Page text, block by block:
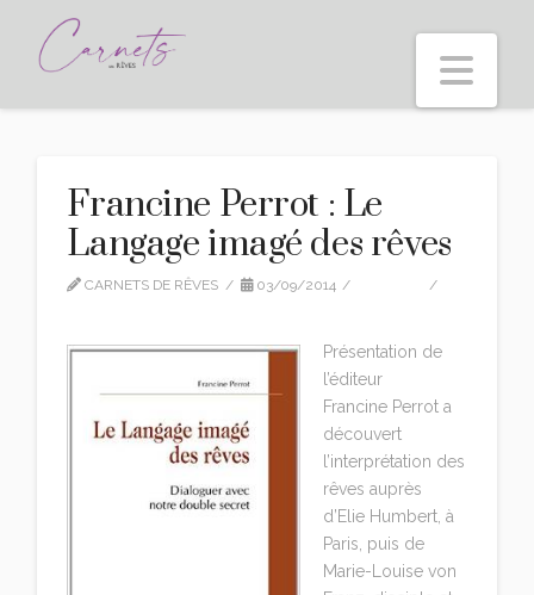
Francine Perrot : Le
Langage imagé des rêves
CARNETS DE RÊVES 03/09/2014
Présentation de
l’éditeur
Francine Perrot a
découvert
l’interprétation des
rêves auprès
d’Elie Humbert, à
Paris, puis de
Marie-Louise von